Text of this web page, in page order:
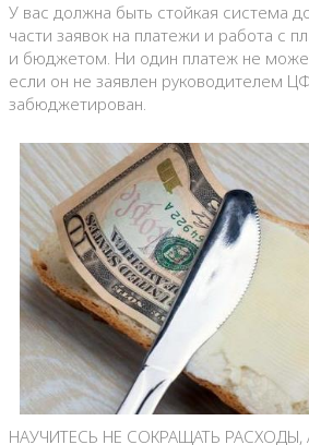
У вас должна быть стойкая система
части заявок на платежи и работа с
и бюджетом. Ни один платеж не
если он не заявлен руководителем
забюджетирован.
НАУЧИТЕСЬ НЕ СОКРАЩАТЬ РАСХОДЫ,